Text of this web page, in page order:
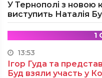
У Тернополі з
виступить Наталія
1
13:53
Ігор Гуда та
Буд взяли участь у